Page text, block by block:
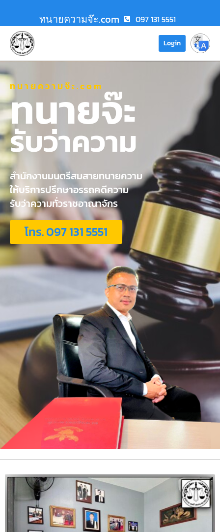
ทนายความจ๊ะ.com 097 131 5551
Login
ทนายความจ๊ะ.com
ทนายจ๊ะ
รับว่าความ
สำนักงานมนตรีสมสายทนายความ
ให้บริการปรึกษาอรรถคดีความ
รับว่าความทั่วราชอาณาจักร
โทร. 097 131 5551